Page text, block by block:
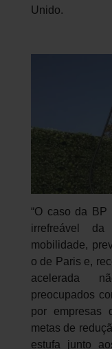
Unido.
“O caso da
irrefreável
mobilidade,
o de Paris e,
acelerada
preocupados
por empresas
metas de
estufa junto